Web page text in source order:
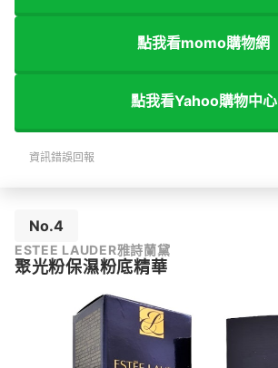
點我看momo購物網
點我看Yahoo購物中心
資訊錯誤回報
No.4
ESTEE LAUDER雅詩蘭黛
聚光粉保濕粉底精華